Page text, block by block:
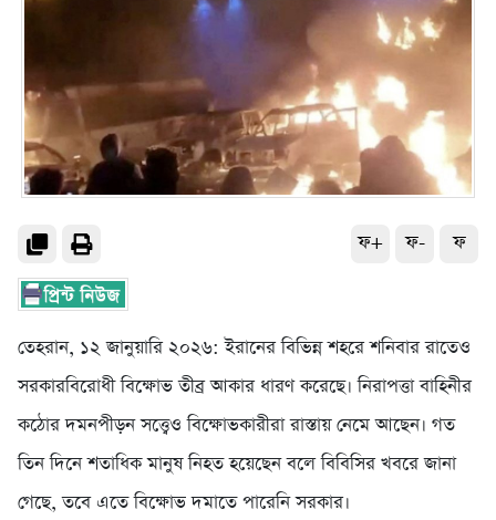
ফ+ ফ- ফ
তেহরান, ১২ জানুয়ারি ২০২৬: ইরানের বিভিন্ন শহরে শনিবার রাতেও
সরকারবিরোধী বিক্ষোভ তীব্র আকার ধারণ করেছে। নিরাপত্তা বাহিনীর
কঠোর দমনপীড়ন সত্ত্বেও বিক্ষোভকারীরা রাস্তায় নেমে আছেন। গত
তিন দিনে শতাধিক মানুষ নিহত হয়েছেন বলে বিবিসির খবরে জানা
গেছে, তবে এতে বিক্ষোভ দমাতে পারেনি সরকার।